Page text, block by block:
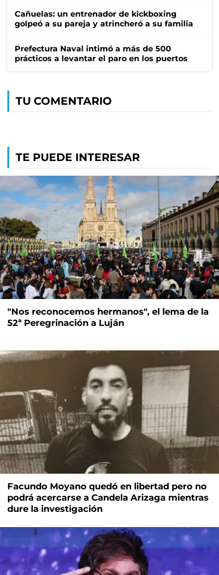
Cañuelas: un entrenador de kickboxing
golpeó a su pareja y atrincheró a su familia
Prefectura Naval intimó a más de 500
prácticos a levantar el paro en los puertos
TU COMENTARIO
TE PUEDE INTERESAR
"Nos reconocemos hermanos", el lema de la
52ª Peregrinación a Luján
Facundo Moyano quedó en libertad pero no
podrá acercarse a Candela Arizaga mientras
dure la investigación